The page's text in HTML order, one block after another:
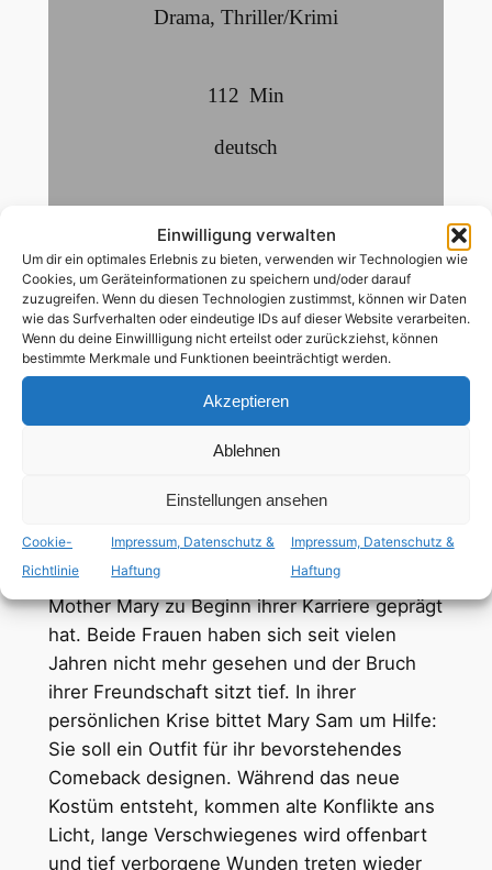
Einwilligung verwalten
Um dir ein optimales Erlebnis zu bieten, verwenden wir Technologien wie
Cookies, um Geräteinformationen zu speichern und/oder darauf
zuzugreifen. Wenn du diesen Technologien zustimmst, können wir Daten
wie das Surfverhalten oder eindeutige IDs auf dieser Website verarbeiten.
Wenn du deine Einwillligung nicht erteilst oder zurückziehst, können
bestimmte Merkmale und Funktionen beeinträchtigt werden.
Akzeptieren
Ablehnen
Einstellungen ansehen
Cookie-
Richtlinie
Impressum, Datenschutz &
Haftung
Impressum, Datenschutz &
Haftung
Drama, Thriller/Krimi
112 Min
deutsch
ab 12 Jahren
lesbische Hauptrolle
Mother Mary (Anne Hathaway) ist ein
Megastar – auf der Bühne eine glamouröse
und unvergleichliche Erscheinung, doch
Überwältigt von ihrem mit Spannung
erwarteten Bühnen-Comeback sucht sie
Weggefährtin Sam (Michaela Coel), einer
Modedesignerin, die den ikonischen Stil von
Mother Mary zu Beginn ihrer Karriere geprägt
hat. Beide Frauen haben sich seit vielen
Jahren nicht mehr gesehen und der Bruch
ihrer Freundschaft sitzt tief. In ihrer
persönlichen Krise bittet Mary Sam um Hilfe:
Sie soll ein Outfit für ihr bevorstehendes
Comeback designen. Während das neue
Kostüm entsteht, kommen alte Konflikte ans
Licht, lange Verschwiegenes wird offenbart
und tief verborgene Wunden treten wieder